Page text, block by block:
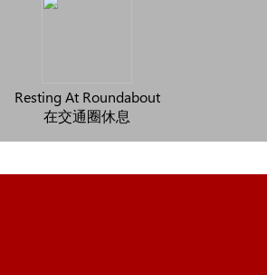
Resting At Roundabout
在交通圈休息